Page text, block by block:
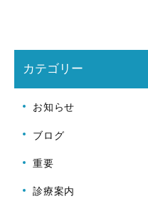
カテゴリー
お知らせ
ブログ
重要
診療案内